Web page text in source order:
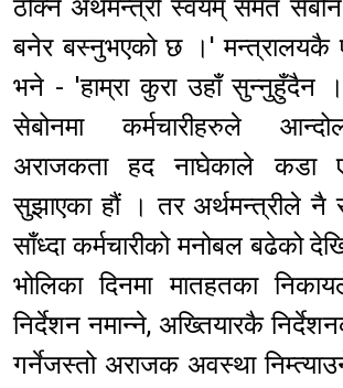
ठोक्ने अर्थमन्त्री स्वयम् समेत सेबोन
बनेर बस्नुभएको छ ।'
भने - 'हाम्रा कुरा उहाँ सुन्नुहुँदैन ।
सेबोनमा कर्मचारीहरुले
अराजकता हद नाघेकाले कडा
सुझाएका हौं । तर अर्थमन्त्रीले नै
साँध्दा कर्मचारीको मनोबल बढेको
भोलिका दिनमा मातहतका
निर्देशन नमान्ने, अख्तियारकै
गर्नेजस्तो अराजक अवस्था